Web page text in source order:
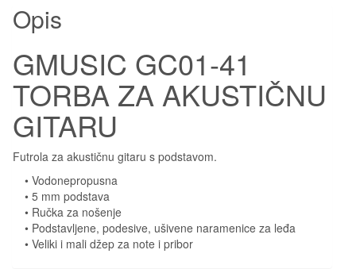
Opis
GMUSIC GC01-41
TORBA ZA AKUSTIČNU
GITARU
Futrola za akustičnu gitaru s podstavom.
• Vodonepropusna
• 5 mm podstava
• Ručka za nošenje
• Podstavljene, podesive, ušivene naramenice za leđa
• Veliki i mali džep za note i pribor